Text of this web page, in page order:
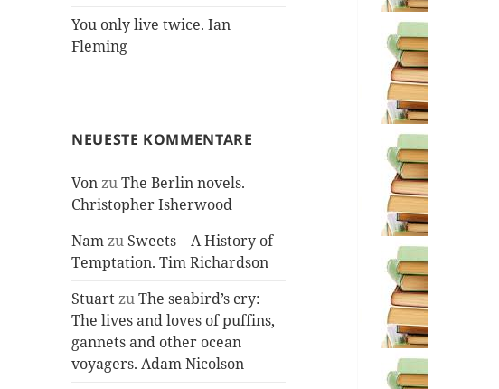
You only live twice. Ian
Fleming
NEUESTE KOMMENTARE
VonzuThe Berlin novels.
Christopher Isherwood
Namzu Sweets – A History of
Temptation. Tim Richardson
StuartzuThe seabird’s cry:
The lives and loves of puffins,
gannets and other ocean
voyagers. Adam Nicolson